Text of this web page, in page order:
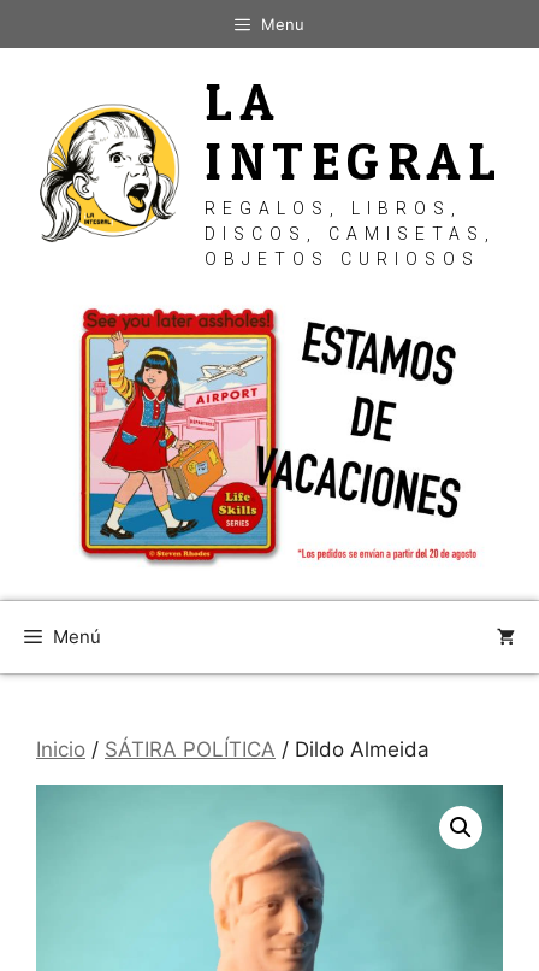
al
Menu
LA
INTEGRAL
REGALOS, LIBROS,
DISCOS, CAMISETAS,
OBJETOS CURIOSOS
Menú
Inicio / SÁTIRA POLÍTICA / Dildo Almeida